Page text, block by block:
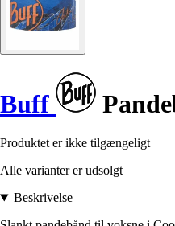
Buff
Produktet er ikke tilgængeligt
Alle varianter er udsolgt
Beskrivelse